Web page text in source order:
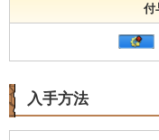
付
入手方法